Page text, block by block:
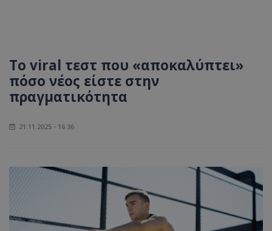
Το viral τεστ που «αποκαλύπτει»
πόσο νέος είστε στην
πραγματικότητα
21.11.2025 - 16:36